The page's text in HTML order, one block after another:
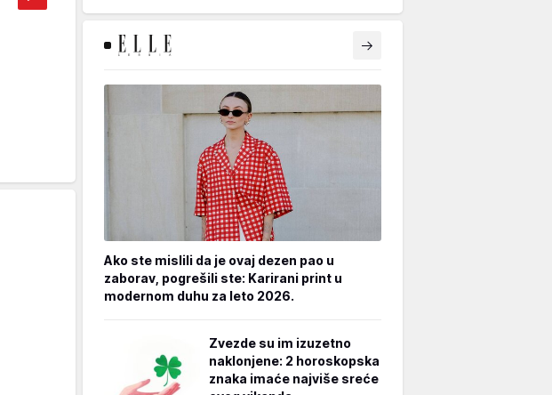
Ako ste mislili da je ovaj dezen pao u
zaborav, pogrešili ste: Karirani print u
modernom duhu za leto 2026.
Zvezde su im izuzetno
naklonjene: 2 horoskopska
znaka imaće najviše sreće